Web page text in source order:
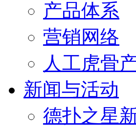
产品体系
营销网络
人工虎骨
新闻与活动
德扑之星